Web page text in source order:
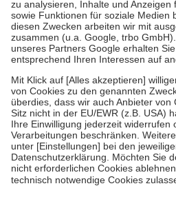
Bei Heilmitteln und häuslicher
Zuzahlung zehn Prozent der Kosten
Verordnung.
Um das Engagement der Versicherten
stärken und die besondere Stellung
fallenkeine Zuzahlungenan bei:
• Kindern und Jugendlichen bis zum
mit Ausnahme der Fahrkosten
• Untersuchungen zur Vorsorge und
GKV getragen werden
• empfohlenen Schutzimpfungen
• Harn- und Blutteststreifen